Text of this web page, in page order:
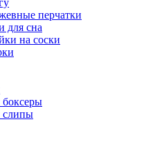
перчатки
для сна
на соски
слипы